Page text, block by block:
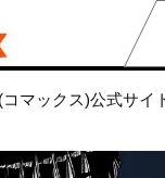
マックス)公式サイ